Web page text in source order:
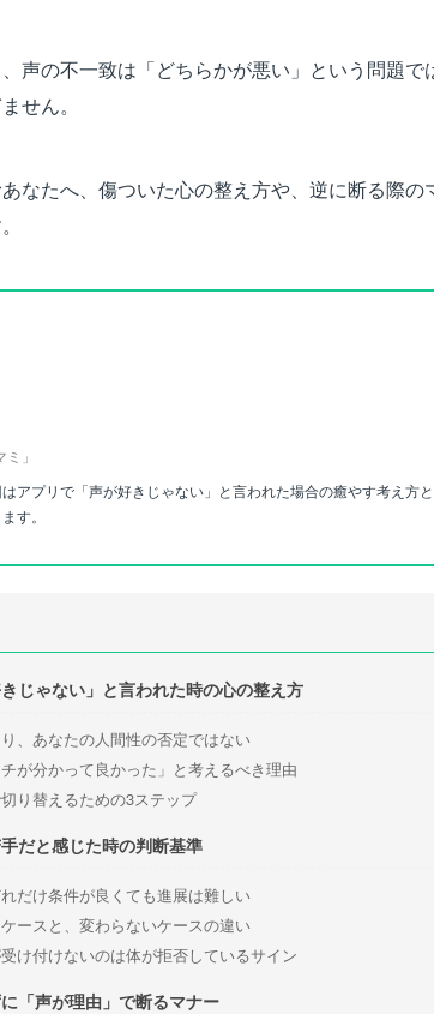
声の不一致は「どちらかが悪い」という問題で
せん。
なたへ、傷ついた心の整え方や、逆に断る際の
」
アプリで「声が好きじゃない」と言われた場合の癒やす考え方
す。
じゃない」と言われた時の心の整え方
、あなたの人間性の否定ではない
が分かって良かった」と考えるべき理由
り替えるための3ステップ
だと感じた時の判断基準
だけ条件が良くても進展は難しい
ースと、変わらないケースの違い
け付けないのは体が拒否しているサイン
「声が理由」で断るマナー